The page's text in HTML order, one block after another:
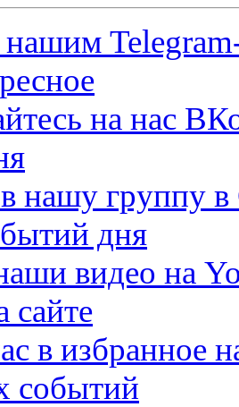
нашим
на нас
нашу группу в
дня
видео на
сайте
в избранное
событий